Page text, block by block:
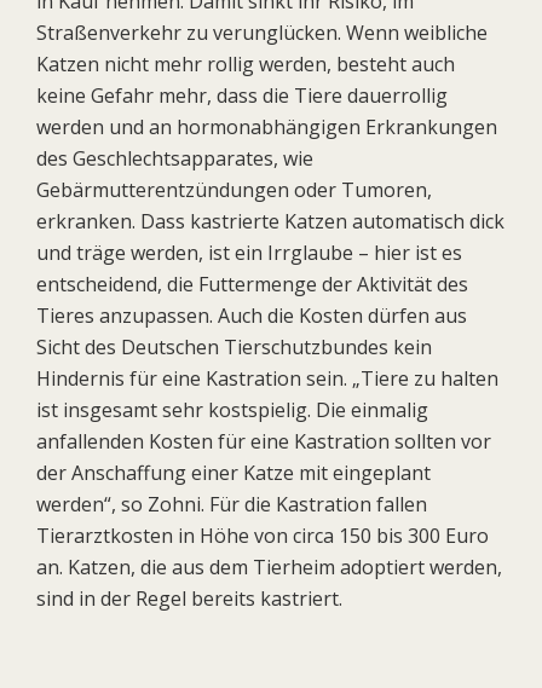
Straßenverkehr zu verunglücken. Wenn weibliche
Katzen nicht mehr rollig werden, besteht auch
keine Gefahr mehr, dass die Tiere dauerrollig
werden und an hormonabhängigen Erkrankungen
des Geschlechtsapparates, wie
Gebärmutterentzündungen oder Tumoren,
erkranken. Dass kastrierte Katzen automatisch dick
und träge werden, ist ein Irrglaube – hier ist es
entscheidend, die Futtermenge der Aktivität des
Tieres anzupassen. Auch die Kosten dürfen aus
Sicht des Deutschen Tierschutzbundes kein
Hindernis für eine Kastration sein. „Tiere zu halten
ist insgesamt sehr kostspielig. Die einmalig
anfallenden Kosten für eine Kastration sollten vor
der Anschaffung einer Katze mit eingeplant
werden“, so Zohni. Für die Kastration fallen
Tierarztkosten in Höhe von circa 150 bis 300 Euro
an. Katzen, die aus dem Tierheim adoptiert werden,
sind in der Regel bereits kastriert.